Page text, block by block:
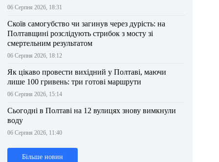
06 Серпня 2026, 18:31
Скоїв самогубство чи загинув через дурість: на
Полтавщині розслідують стрибок з мосту зі
смертельним результатом
06 Серпня 2026, 18:12
Як цікаво провести вихідний у Полтаві, маючи
лише 100 гривень: три готові маршрути
06 Серпня 2026, 15:14
Сьогодні в Полтаві на 12 вулицях знову вимкнули
воду
06 Серпня 2026, 11:40
Більше новин